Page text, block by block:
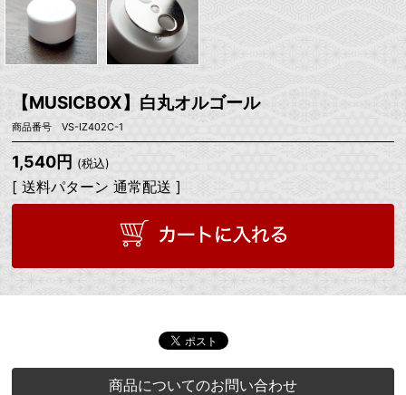
【MUSICBOX】白丸オルゴール
商品番号 VS-IZ402C-1
1,540円 (税込)
[ 送料パターン 通常配送 ]
商品についてのお問い合わせ